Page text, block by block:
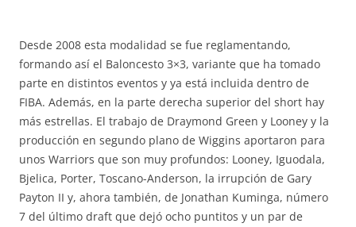
Desde 2008 esta modalidad se fue reglamentando,
formando así el Baloncesto 3×3, variante que ha tomado
parte en distintos eventos y ya está incluida dentro de
FIBA. Además, en la parte derecha superior del short hay
más estrellas. El trabajo de Draymond Green y Looney y la
producción en segundo plano de Wiggins aportaron para
unos Warriors que son muy profundos: Looney, Iguodala,
Bjelica, Porter, Toscano-Anderson, la irrupción de Gary
Payton II y, ahora también, de Jonathan Kuminga, número
7 del último draft que dejó ocho puntitos y un par de